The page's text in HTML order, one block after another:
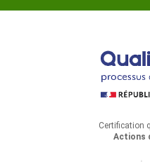
Certification
Actions